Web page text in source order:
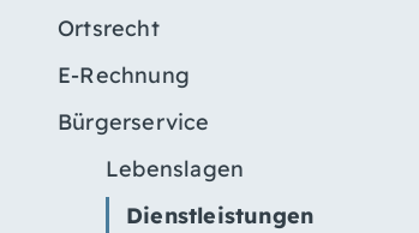
Ortsrecht
E-Rechnung
Bürgerservice
Lebenslagen
Dienstleistungen